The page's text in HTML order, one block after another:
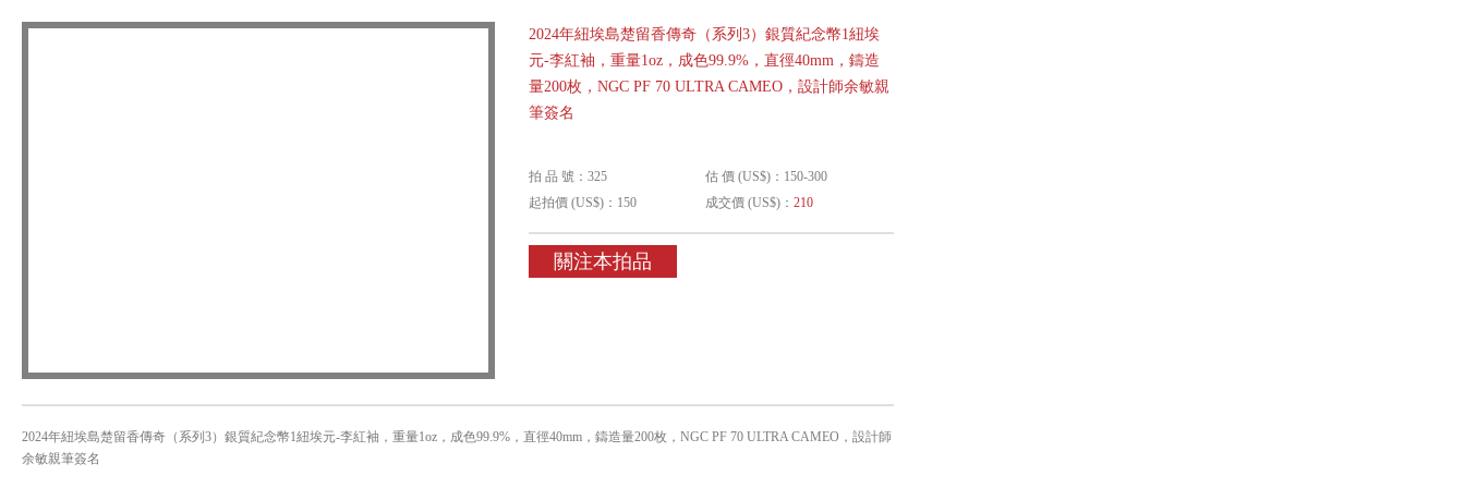
2024年紐埃島楚留香傳奇（系列3）銀質紀念幣1紐埃
元-李紅袖，重量1oz，成色99.9%，直徑40mm，鑄造
量200枚，NGC PF 70 ULTRA CAMEO，設計師余敏親
筆簽名
拍 品 號：325
估 價 (US$)：150-300
起拍價 (US$)：150
成交價 (US$)： 210
關注本拍品
2024年紐埃島楚留香傳奇（系列3）銀質紀念幣1紐埃元-李紅袖，重量1oz，成色99.9%，直徑40mm，鑄造量200枚，NGC PF 70 ULTRA CAMEO，設計師
余敏親筆簽名